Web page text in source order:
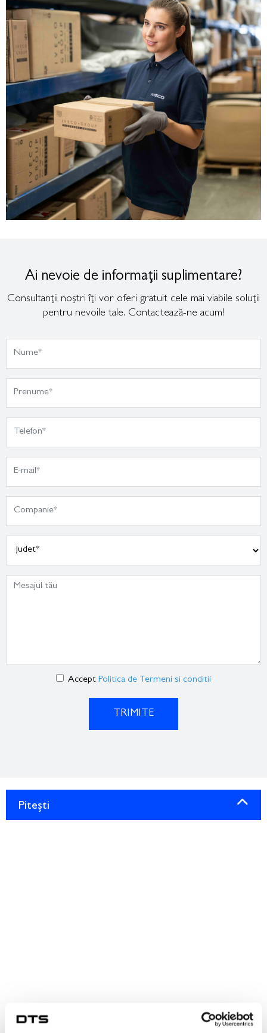
Ai nevoie de informații suplimentare?
Consultanții noștri îți vor oferi gratuit cele mai viabile soluții
pentru nevoile tale. Contactează-ne acum!
Accept Politica de Termeni si conditii
TRIMITE
Pitești